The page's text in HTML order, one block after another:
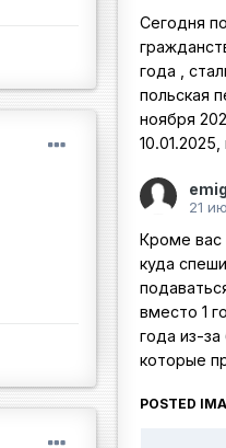
Сегодня
года ,
польская
ноября
21
Кроме вас
куда
вместо 1
года из-
которые
POSTED